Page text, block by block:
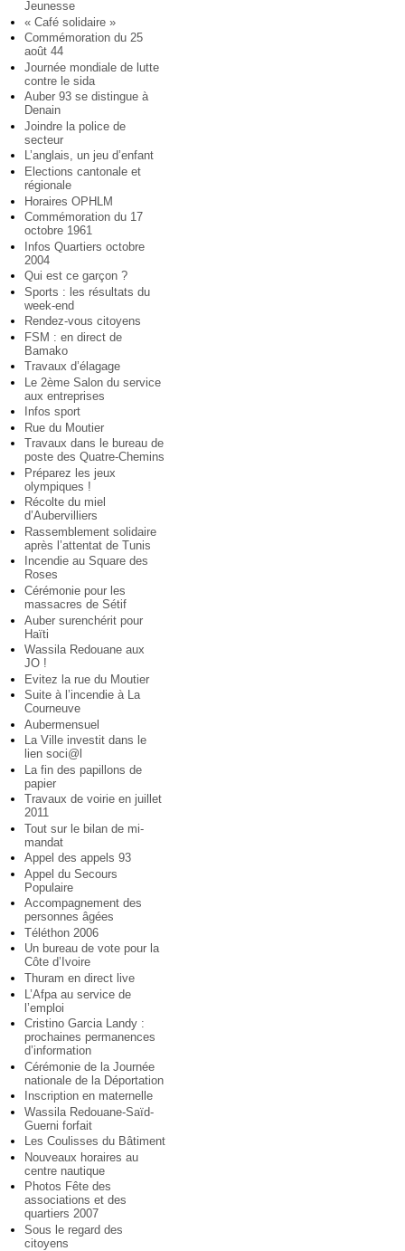
Jeunesse
« Café solidaire »
Commémoration du 25
août 44
Journée mondiale de lutte
contre le sida
Auber 93 se distingue à
Denain
Joindre la police de
secteur
L’anglais, un jeu d’enfant
Elections cantonale et
régionale
Horaires OPHLM
Commémoration du 17
octobre 1961
Infos Quartiers octobre
2004
Qui est ce garçon ?
Sports : les résultats du
week-end
Rendez-vous citoyens
FSM : en direct de
Bamako
Travaux d’élagage
Le 2ème Salon du service
aux entreprises
Infos sport
Rue du Moutier
Travaux dans le bureau de
poste des Quatre-Chemins
Préparez les jeux
olympiques !
Récolte du miel
d’Aubervilliers
Rassemblement solidaire
après l’attentat de Tunis
Incendie au Square des
Roses
Cérémonie pour les
massacres de Sétif
Auber surenchérit pour
Haïti
Wassila Redouane aux
JO !
Evitez la rue du Moutier
Suite à l’incendie à La
Courneuve
Aubermensuel
La Ville investit dans le
lien soci@l
La fin des papillons de
papier
Travaux de voirie en juillet
2011
Tout sur le bilan de mi-
mandat
Appel des appels 93
Appel du Secours
Populaire
Accompagnement des
personnes âgées
Téléthon 2006
Un bureau de vote pour la
Côte d’Ivoire
Thuram en direct live
L’Afpa au service de
l’emploi
Cristino Garcia Landy :
prochaines permanences
d’information
Cérémonie de la Journée
nationale de la Déportation
Inscription en maternelle
Wassila Redouane-Saïd-
Guerni forfait
Les Coulisses du Bâtiment
Nouveaux horaires au
centre nautique
Photos Fête des
associations et des
quartiers 2007
Sous le regard des
citoyens